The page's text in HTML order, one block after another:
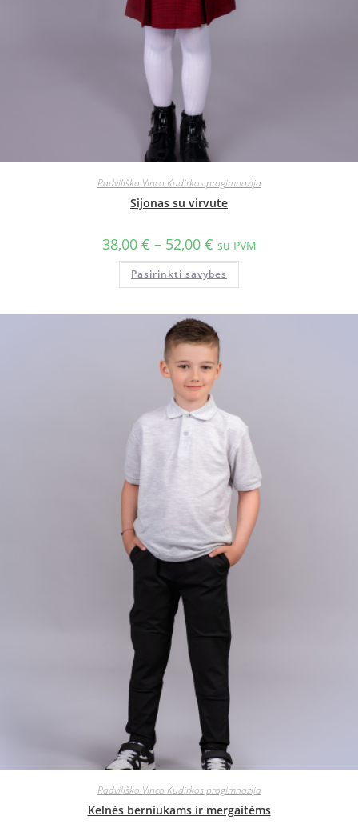
Radviliško Vinco Kudirkos progimnazija
Sijonas su virvute
38,00 € – 52,00 € su PVM
Pasirinkti savybes
Radviliško Vinco Kudirkos progimnazija
Kelnės berniukams ir mergaitėms